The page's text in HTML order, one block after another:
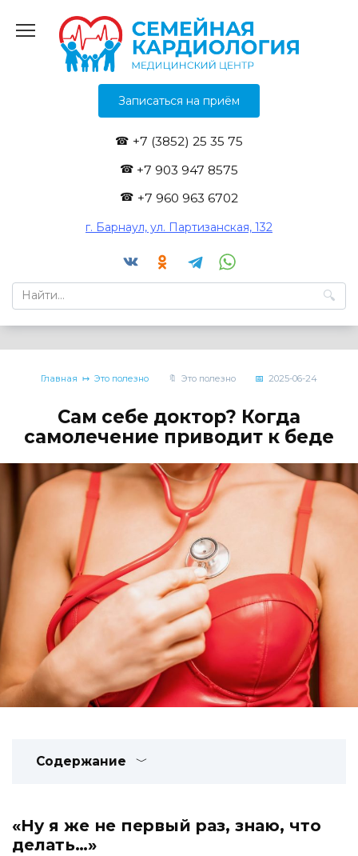
содержанию
Записаться на приём
+7 (3852) 25 35 75
+7 903 947 8575
+7 960 963 6702
г. Барнаул, ул. Партизанская, 132
Search
for:
Главная Это полезно Это полезно 2025-06-24
Сам себе доктор? Когда
самолечение приводит к беде
Содержание
«Ну я же не первый раз, знаю, что
делать…»